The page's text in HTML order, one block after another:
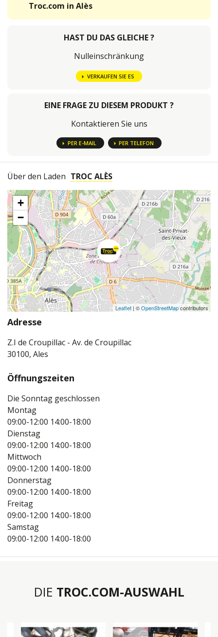
Troc.com in Alès
HAST DU DAS GLEICHE ?
Nulleinschränkung
VERKAUFEN SIE ES
EINE FRAGE ZU DIESEM PRODUKT ?
Kontaktieren Sie uns
PER E-MAIL PER TELEFON
Über den Laden TROC ALÈS
+
−
Leaflet | ©OpenStreetMapcontributors
Adresse
Z.I de Croupillac - Av. de Croupillac
30100, Ales
Öffnungszeiten
Die Sonntag geschlossen
Montag
09:00-12:00 14:00-18:00
Dienstag
09:00-12:00 14:00-18:00
Mittwoch
09:00-12:00 14:00-18:00
Donnerstag
09:00-12:00 14:00-18:00
Freitag
09:00-12:00 14:00-18:00
Samstag
09:00-12:00 14:00-18:00
DIE TROC.COM-AUSWAHL